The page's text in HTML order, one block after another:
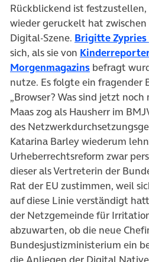
Rückblickend ist festzustellen,
wieder geruckelt hat
Digital-Szene. Brigitte Zypries
sich, als sie von
Morgenmagazins(öffnet in
befragt
nutze. Es folgte ein fragender
„Browser? Was sind jetzt noch
Maas zog als Hausherr im
des
Katarina Barley wiederum
Urheberrechtsreform zwar
dieser als Vertreterin der
Rat der EU zustimmen, weil
auf diese Linie verständigt
der Netzgemeinde für
abzuwarten, ob die neue
Bundesjustizministerium ein